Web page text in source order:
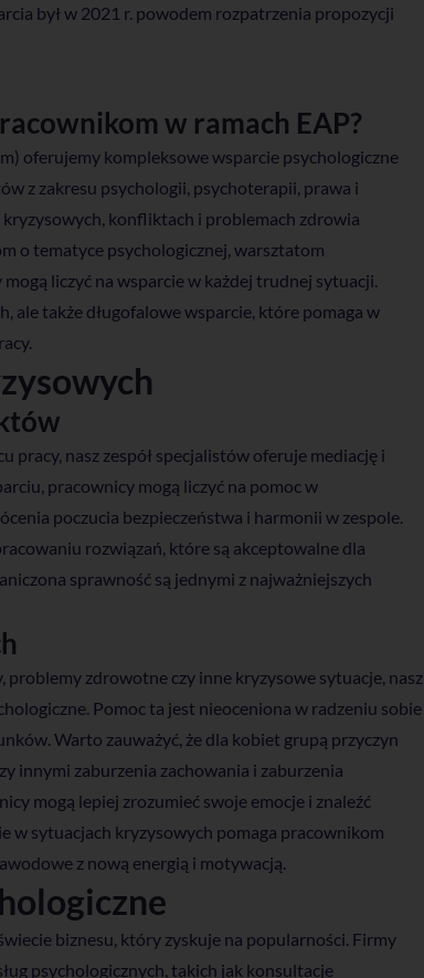
był w 2021 r. powodem rozpatrzenia propozycji
w ramach EAP?
oferujemy kompleksowe wsparcie psychologiczne
z zakresu psychologii, psychoterapii, prawa i
konfliktach i problemach zdrowia
o tematyce psychologicznej, warsztatom
liczyć na wsparcie w każdej trudnej sytuacji.
ale także długofalowe wsparcie, które pomaga w
nasz zespół specjalistów oferuje mediację i
pracownicy mogą liczyć na pomoc w
poczucia bezpieczeństwa i harmonii w zespole.
rozwiązań, które są akceptowalne dla
sprawność są jednymi z najważniejszych
zdrowotne czy inne kryzysowe sytuacje, nasz
Pomoc ta jest nieoceniona w radzeniu sobie
Warto zauważyć, że dla kobiet grupą przyczyn
innymi zaburzenia zachowania i zaburzenia
mogą lepiej zrozumieć swoje emocje i znaleźć
w sytuacjach kryzysowych pomaga pracownikom
z nową energią i motywacją.
biznesu, który zyskuje na popularności. Firmy
psychologicznych, takich jak konsultacje